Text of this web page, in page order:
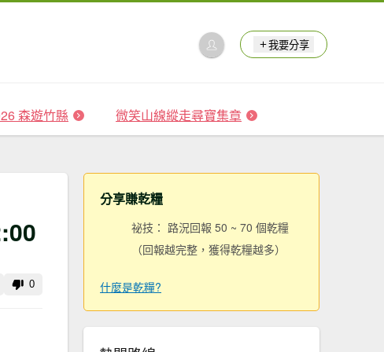
我要分享
森遊竹縣 微笑山線縱走尋寶集章
0
分享賺乾糧
祕技： 路況回報 50 ~ 70 個乾糧
（回報越完整，獲得乾糧越多）
什麼是乾糧?